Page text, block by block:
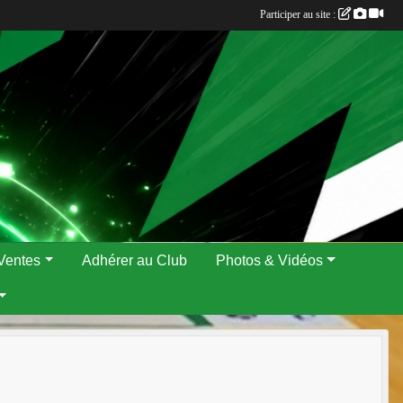
Adhérer au Club Photos & Vidéos
Participer au site :